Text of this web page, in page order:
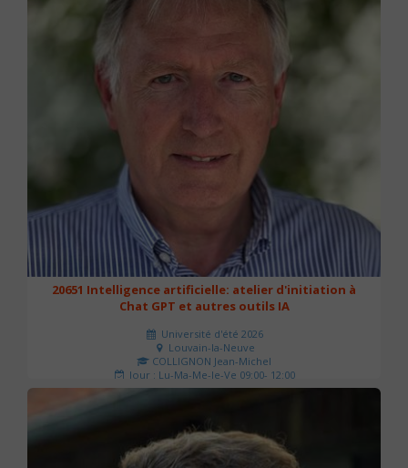
20651 Intelligence artificielle: atelier d'initiation à
Chat GPT et autres outils IA
Université d'été 2026
Louvain-la-Neuve
COLLIGNON Jean-Michel
Jour : Lu-Ma-Me-Je-Ve 09:00- 12:00
Nombre de séances : 2